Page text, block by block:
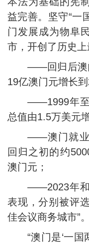
益完善。坚守“一
门发展成为物阜
市，开创了历史上
——回归后澳
19亿澳门元增长
——1999年至
总值由1.5万美元
——澳门就业
回归之初的约
澳门元；
——2023年和
表现，分别被评
佳会议商务城市”。
“澳门是‘一国